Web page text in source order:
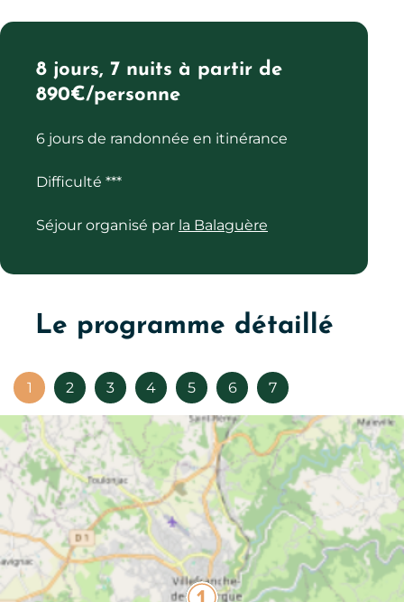
8 jours, 7 nuits à partir de
890€/personne
6 jours de randonnée en itinérance
Difficulté ***
Séjour organisé par la Balaguère
Le programme détaillé
1 2 3 4 5 6 7